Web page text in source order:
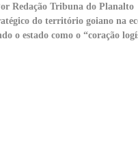
Redação Tribuna do
do território goiano na
o estado como o “coração